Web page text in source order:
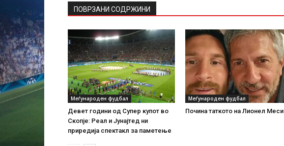
ПОВРЗАНИ СОДРЖИНИ
Меѓународен фудбал
Девет години од Супер купот во
Скопје: Реал и Јунајтед ни
приредија спектакл за паметење
Меѓународен фудбал
Почина таткото на Лионел Меси